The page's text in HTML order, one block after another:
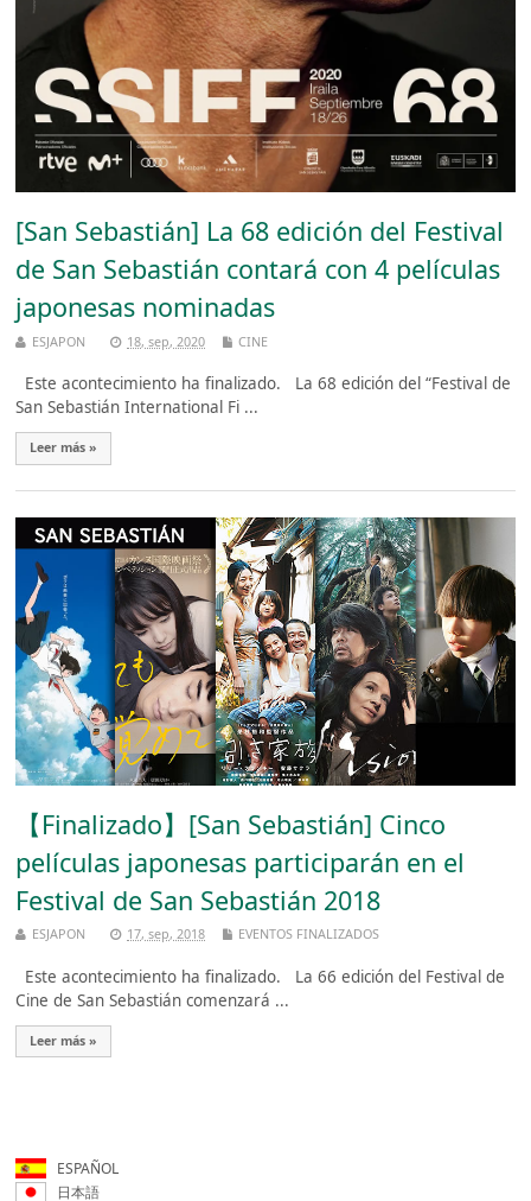
[San Sebastián] La 68 edición del Festival
de San Sebastián contará con 4 películas
japonesas nominadas
ESJAPON 18, sep, 2020 CINE
Este acontecimiento ha finalizado. La 68 edición del “Festival de
San Sebastián International Fi ...
Leer más »
【Finalizado】[San Sebastián] Cinco
películas japonesas participarán en el
Festival de San Sebastián 2018
ESJAPON 17, sep, 2018 EVENTOS FINALIZADOS
Este acontecimiento ha finalizado. La 66 edición del Festival de
Cine de San Sebastián comenzará ...
Leer más »
ESPAÑOL
日本語